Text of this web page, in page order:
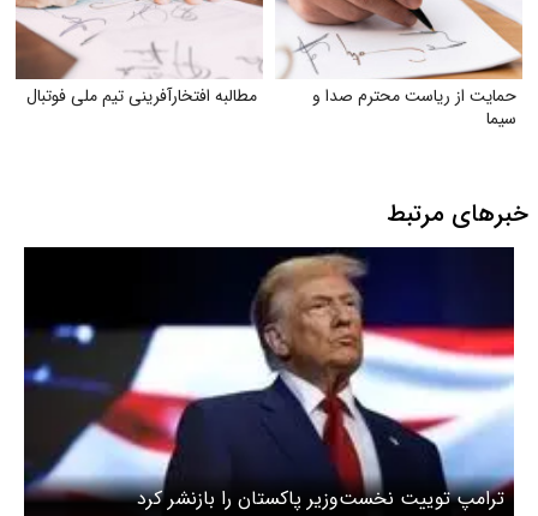
حمایت از ریاست محترم صدا و
سیما
مطالبه افتخارآفرینی تیم ملی فوتبال
خبرهای مرتبط
ترامپ توییت نخست‌وزیر پاکستان را بازنشر کرد